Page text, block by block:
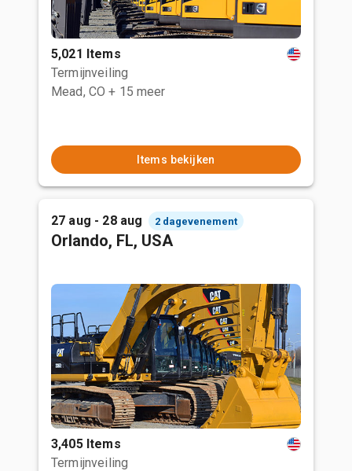
5,021 Items
Termijnveiling
Mead, CO + 15 meer
Items bekijken
27 aug - 28 aug 2 dagevenement
Orlando, FL, USA
3,405 Items
Termijnveiling